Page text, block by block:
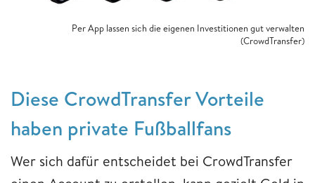
Per App lassen sich die eigenen Investitionen gut verwalten
(CrowdTransfer)
Diese CrowdTransfer Vorteile
haben private Fußballfans
Wer sich dafür entscheidet bei CrowdTransfer